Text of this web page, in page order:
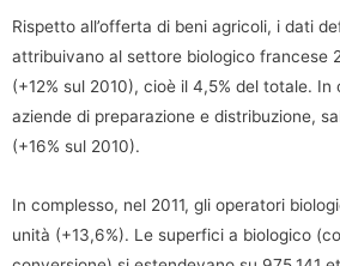
Rispetto all’offerta di beni agricoli, i dati
attribuivano al settore biologico francese
(+12% sul 2010), cioè il 4,5% del totale.
aziende di preparazione e distribuzione,
(+16% sul 2010).
In complesso, nel 2011, gli operatori
unità (+13,6%). Le superfici a biologico